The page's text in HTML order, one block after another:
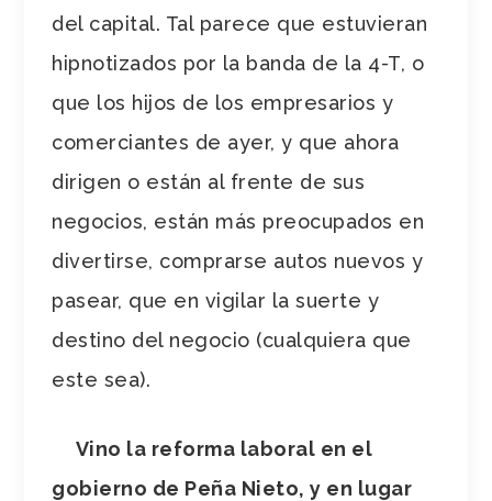
del capital. Tal parece que estuvieran
hipnotizados por la banda de la 4-T, o
que los hijos de los empresarios y
comerciantes de ayer, y que ahora
dirigen o están al frente de sus
negocios, están más preocupados en
divertirse, comprarse autos nuevos y
pasear, que en vigilar la suerte y
destino del negocio (cualquiera que
este sea).
Vino la reforma laboral en el
gobierno de Peña Nieto, y en lugar